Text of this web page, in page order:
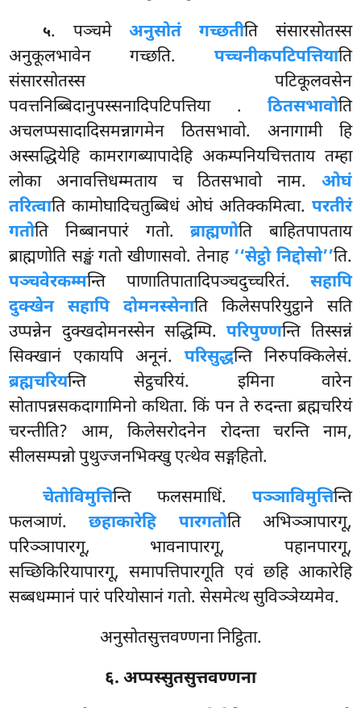
५. पञ्चमेअनुसोतं गच्छतीति संसारसोतस्स
अनुकूलभावेन गच्छति. पच्चनीकपटिपत्तियाति
संसारसोतस्स पटिकूलवसेन
पवत्तनिब्बिदानुपस्सनादिपटिपत्तिया . ठितसभावोति
अचलप्पसादादिसमन्नागमेन ठितसभावो. अनागामी हि
अस्सद्धियेहि कामरागब्यापादेहि अकम्पनियचित्तताय तम्हा
लोका अनावत्तिधम्मताय च ठितसभावो नाम. ओघं
तरित्वाति कामोघादिचतुब्बिधं ओघं अतिक्कमित्वा. परतीरं
गतोति निब्बानपारं गतो.ब्राह्मणोति बाहितपापताय
ब्राह्मणोति सङ्खं गतो खीणासवो. तेनाह ‘‘सेट्ठो निद्दोसो’’ति.
पञ्चवेरकम्मन्ति पाणातिपातादिपञ्चदुच्चरितं. सहापि
दुक्खेन सहापि दोमनस्सेनाति किलेसपरियुट्ठाने सति
उप्पन्नेन दुक्खदोमनस्सेन सद्धिम्पि.परिपुण्णन्ति तिस्सन्नं
सिक्खानं एकायपि अनूनं. परिसुद्धन्ति निरुपक्किलेसं.
ब्रह्मचरियन्ति सेट्ठचरियं. इमिना वारेन
सोतापन्नसकदागामिनो कथिता. किं पन ते रुदन्ता ब्रह्मचरियं
चरन्तीति? आम, किलेसरोदनेन रोदन्ता चरन्ति नाम,
सीलसम्पन्नो पुथुज्जनभिक्खु एत्थेव सङ्गहितो.
चेतोविमुत्तिन्ति फलसमाधिं. पञ्ञाविमुत्तिन्ति
फलञाणं.छहाकारेहि पारगतोति अभिञ्ञापारगू,
परिञ्ञापारगू, भावनापारगू, पहानपारगू,
सच्छिकिरियापारगू, समापत्तिपारगूति एवं छहि आकारेहि
सब्बधम्मानं पारं परियोसानं गतो. सेसमेत्थ सुविञ्ञेय्यमेव.
अनुसोतसुत्तवण्णना निट्ठिता.
६. अप्पस्सुतसुत्तवण्णना